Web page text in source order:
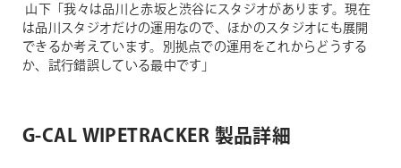
山下「我々は品川と赤坂と渋谷にスタジオがあります。現在
は品川スタジオだけの運用なので、ほかのスタジオにも展開
できるか考えています。別拠点での運用をこれからどうする
か、試行錯誤している最中です」
G-CAL WIPETRACKER 製品詳細